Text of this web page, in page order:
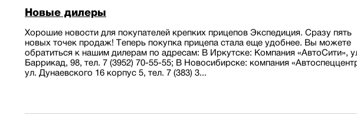
Новые дилеры
Хорошие новости для покупателей крепких прицепов Экспедиция. Сразу пять
новых точек продаж! Теперь покупка прицепа стала еще удобнее. Вы можете
обратиться к нашим дилерам по адресам: В Иркутске: Компания «АвтоСити»,
Баррикад, 98, тел. 7 (3952) 70-55-55; В Новосибирске: компания
ул. Дунаевского 16 корпус 5, тел. 7 (383) 3...